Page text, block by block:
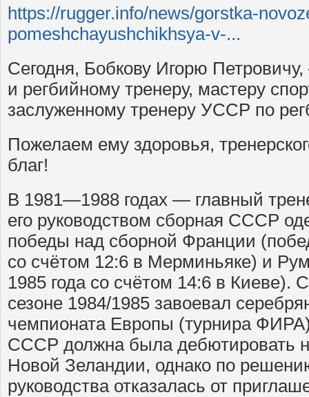
https://rugger.info/news/gorstka-
pomeshchayushchikhsya-v-...
Сегодня, Бобкову Игорю
и регбийному тренеру, мастеру
заслуженному тренеру УССР по
Пожелаем ему здоровья,
благ!
В 1981—1988 годах — главный
его руководством сборная СССР
победы над сборной Франции
со счётом 12:6 в Мерминьяке) и
1985 года со счётом 14:6 в
сезоне 1984/1985 завоевал
чемпионата Европы (турнира
СССР должна была дебютировать
Новой Зеландии, однако по
руководства отказалась от